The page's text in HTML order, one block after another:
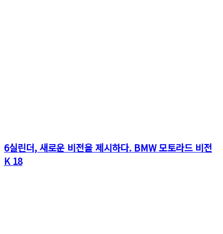
6실린더, 새로운 비전을 제시하다. BMW 모토라드 비전
K 18